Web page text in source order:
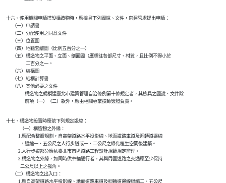
    十六、使用機關申請搭設構造物時，應檢具下列圖說、文件，向建管處提出申請：
          （一）申請書
          （二）分配使用之同意文件
          （三）位置圖
          （四）地籍套繪圖（比例五百分之一）
          （五）構造物之平面、立面、剖面圖（應標註各部尺寸、材質，且比例不得小於
          　　　二百分之一。
          （六）結構圖
          （七）結構計算書
          （八）其他必要之文件
構造物之規模達臺北市建築管理自治條例第十條規定者，其檢具之圖說、文件除
    十七、構造物設置時應依下列規定退縮：
（一）構造物之外緣：
                1.應配合整體規劃，自高架道路水平投影線、地面道路車道及迴轉道邊線
                  ，退縮一．五公尺之人行步道或一．二公尺之綠化植生空間後建築。
                2.人行步道部分應依臺北市市區道路工程設計規範規定辦理。
                3.構造物之外緣，如同時供車輛通行者，其與周圍道路之交通應至少保持
                  二公尺以上之截角。
          （二）構造物之出入口：
                1.應自高架道路水平投影線、地面道路車道及迴轉道邊線退縮二．五公尺